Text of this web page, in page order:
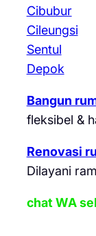
Cibubur
Cileungsi
Sentul
Depok
Bangun
fleksibel &
Renovasi
Dilayani
chat WA